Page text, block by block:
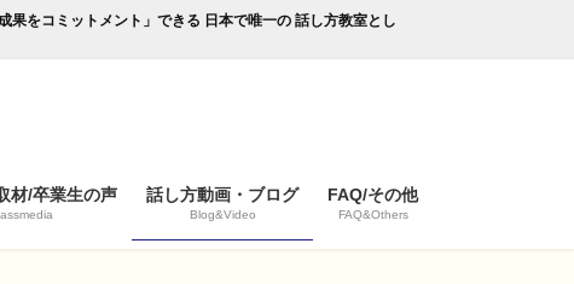
をコミットメント」できる 日本で唯一の 話し方教室とし
材/卒業生の声 話し方動画・ブログ
Blog&Video
FAQ/その他
FAQ&Others